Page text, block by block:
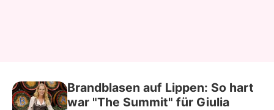
Brandblasen auf Lippen: So hart
war "The Summit" für Giulia